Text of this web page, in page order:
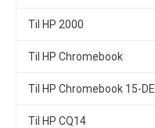
Til HP 2000
Til HP Chromebook
Til HP Chromebook 15-DE
Til HP CQ14